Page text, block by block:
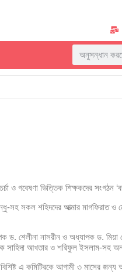
ও গবেষণা ভিত্তিক শিক্ষকদের সংগঠন
সহ সকল শহিদদের আত্মার
শেলীনা নাসরীন ও অধ্যাপক ড.
আখতার ও শরিফুল ইসলাম-সহ
এ কমিটিরকে আগামী ৩ মাসের জন্য